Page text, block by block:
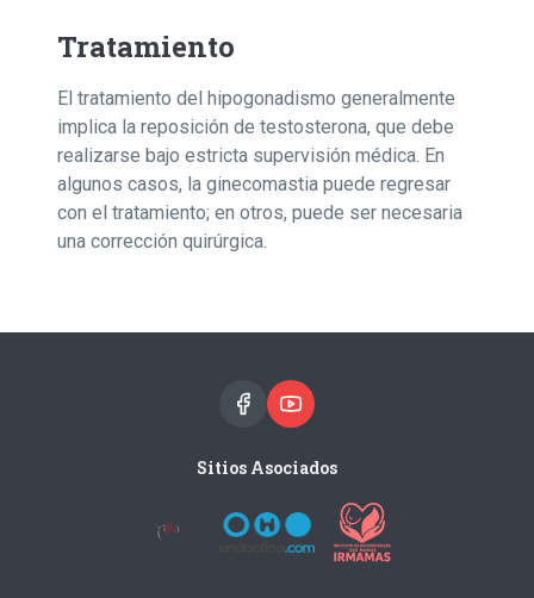
Tratamiento
El tratamiento del hipogonadismo generalmente
implica la reposición de testosterona, que debe
realizarse bajo estricta supervisión médica. En
algunos casos, la ginecomastia puede regresar
con el tratamiento; en otros, puede ser necesaria
una corrección quirúrgica.
Sitios Asociados